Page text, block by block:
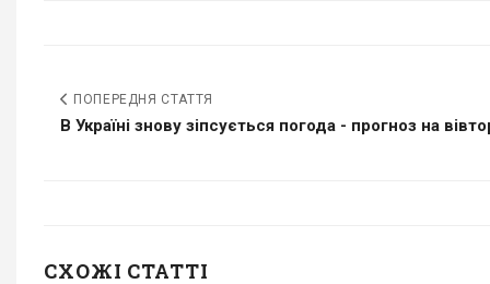
ПОПЕРЕДНЯ СТАТТЯ
В Україні знову зіпсується погода - прогноз на
СХОЖІ СТАТТІ